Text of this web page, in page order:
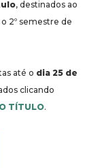
, destinados ao
2º semestre de
até o dia 25 de
clicando
TÍTULO.